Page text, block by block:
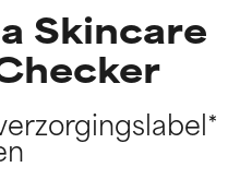
Skincare